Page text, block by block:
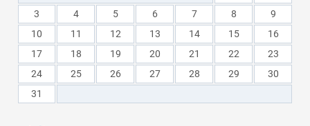
3
4 5 6 7 8
9
10
11 12 13 14 15
16
17
18 19 20 21 22
23
24
25 26 27 28 29
30
31